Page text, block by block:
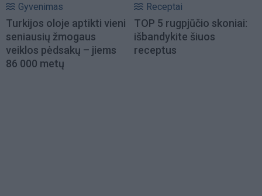
Gyvenimas
Turkijos oloje aptikti vieni
seniausių žmogaus
veiklos pėdsakų – jiems
86 000 metų
Receptai
TOP 5 rugpjūčio skoniai:
išbandykite šiuos
receptus